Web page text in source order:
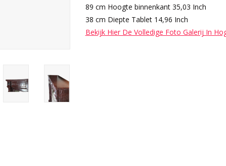
89 cm Hoogte binnenkant 35,03 Inch
38 cm Diepte Tablet 14,96 Inch
Bekijk Hier De Volledige Foto Galerij In